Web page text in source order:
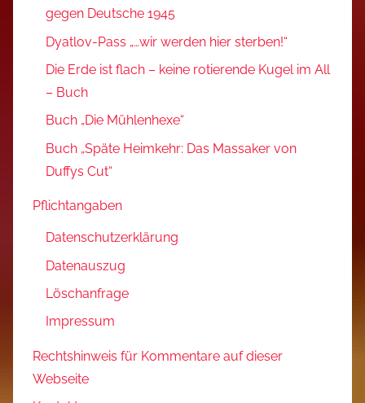
gegen Deutsche 1945
Dyatlov-Pass „…wir werden hier sterben!“
Die Erde ist flach – keine rotierende Kugel im All
– Buch
Buch „Die Mühlenhexe“
Buch „Späte Heimkehr: Das Massaker von
Duffys Cut“
Pflichtangaben
Datenschutzerklärung
Datenauszug
Löschanfrage
Impressum
Rechtshinweis für Kommentare auf dieser
Webseite